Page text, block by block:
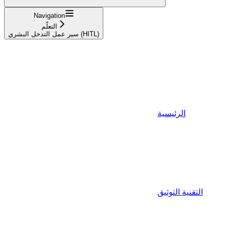
Navigation
التعلّم
سير عمل التدخل البشري (HITL)
الرئيسية
التقنية التوثيق